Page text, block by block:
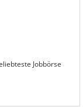
Jobbörse